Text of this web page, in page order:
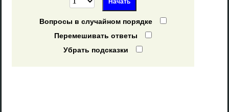
Вопросы в случайном порядке
Перемешивать ответы
Убрать подсказки